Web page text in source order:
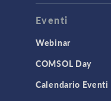
Eventi
Webinar
COMSOL Day
Calendario Eventi